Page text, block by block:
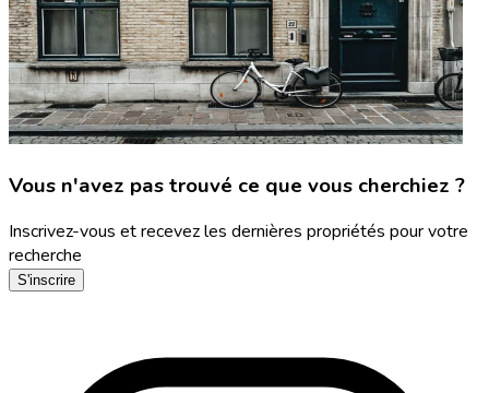
Vous n'avez pas trouvé ce que vous cherchiez ?
Inscrivez-vous et recevez les dernières propriétés pour votre
recherche
S'inscrire